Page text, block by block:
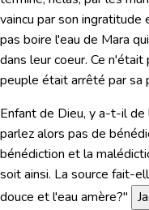
vaincu par son
pas boire l'eau de Mara
dans leur coeur. Ce
peuple était arrêté par sa
Enfant de Dieu, y a-t-il
parlez alors pas de
bénédiction et la
soit ainsi. La source fait-
douce et l'eau amère?"